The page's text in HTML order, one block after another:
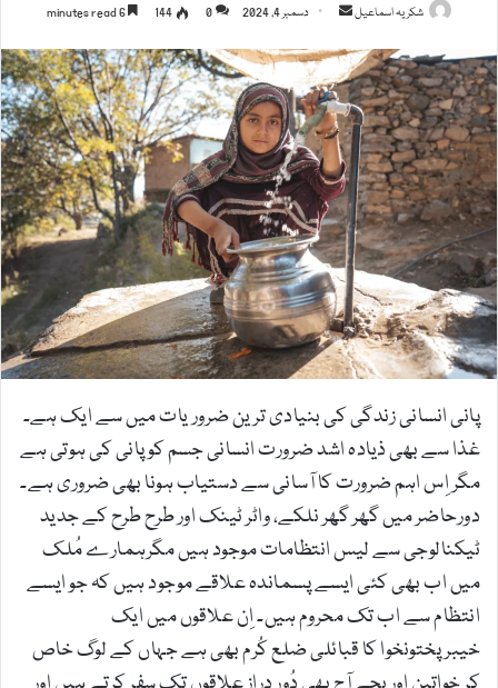
شکریہ اسماعیل
d
a
n
e
m
a
i
l
دسمبر 4, 2024 0
144
پانی انسانی زندگی کی بنیادی ترین ضروریات میں سے ایک ہے۔
غذا سے بھی ذیادہ اشد ضرورت انسانی جسم کو پانی کی ہوتی ہے
مگر اِس اہم ضرورت کا آسانی سے دستیاب ہونا بھی ضروری ہے۔
دورحاضر میں گھر گھر نلکے، واٹر ٹینک اور طرح طرح کے جدید
ٹیکنالوجی سے لیس انتظامات موجود ہیں مگرہمارے مُلک
میں اب بھی کئی ایسے پسماندہ علاقے موجود ہیں کہ جو ایسے
انتظام سے اب تک محروم ہیں۔ اِن علاقوں میں ایک
خیبرپختونخوا کا قبائلی ضلع کُرم بھی ہے جہاں کے لوگ خاص